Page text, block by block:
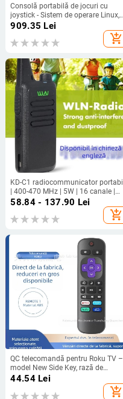
Consolă portabilă de jocuri cu
joystick - Sistem de operare Linux,
interfață Type-C, conectivitate
wireless, MP4 player, stil nostalgic
909.35 Lei
add_shopping_cart
KD-C1 radiocommunicator portabil
| 400-470 MHz | 5W | 16 canale |
rază 3-5 km | Li‑ion 1500 mAh |
58.84 - 137.90 Lei
add_shopping_cart
QC telecomandă pentru Roku TV –
model New Side Key, rază de
transmisie 15m, pentru televizor
44.54Lei
add_shopping_cart